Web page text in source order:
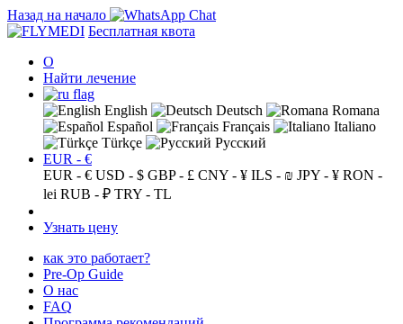
Назад на начало
Бесплатная квота
О
Найти лечение
English Deutsch
Romana
Español
Français
Italiano
Türkçe
Русский
EUR - €
EUR - € USD - $ GBP - £ CNY - ¥ ILS - ₪ JPY - ¥ RON -
lei RUB - ₽ TRY - TL
Узнать цену
как это работает?
Pre-Op Guide
О нас
FAQ